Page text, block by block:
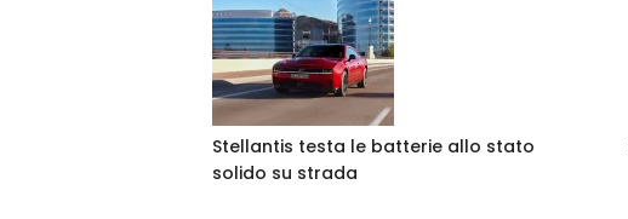
Stellantis testa le batterie allo stato
solido su strada